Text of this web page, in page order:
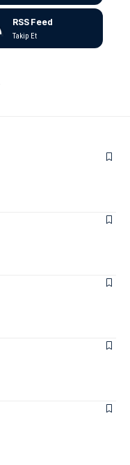
RSS Feed
Takip Et